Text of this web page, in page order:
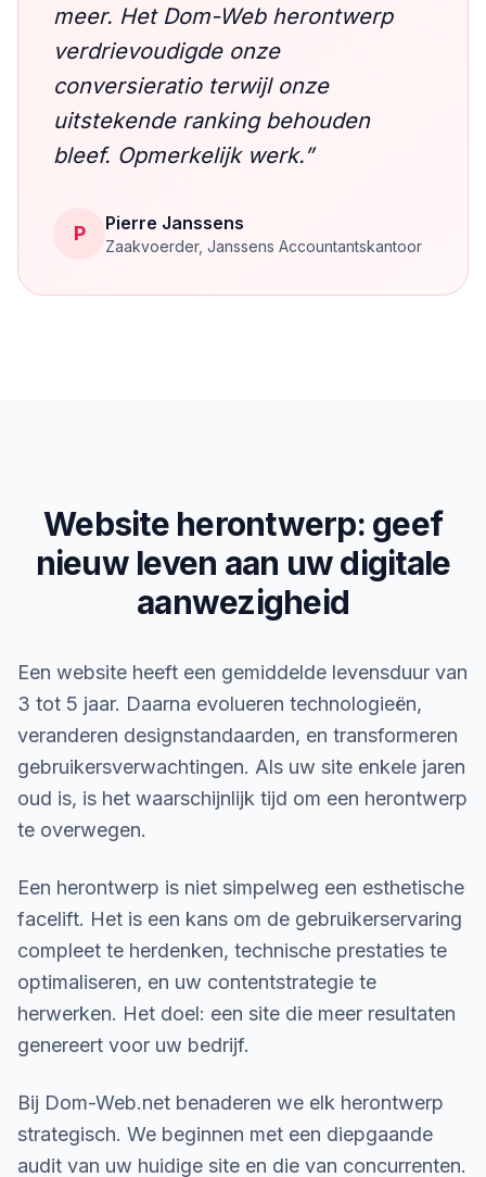
meer. Het Dom-Web herontwerp
verdrievoudigde onze
conversieratio terwijl onze
uitstekende ranking behouden
bleef. Opmerkelijk werk.”
P Pierre Janssens
Zaakvoerder, Janssens Accountantskantoor
Website herontwerp: geef
nieuw leven aan uw digitale
aanwezigheid
Een website heeft een gemiddelde levensduur van
3 tot 5 jaar. Daarna evolueren technologieën,
veranderen designstandaarden, en transformeren
gebruikersverwachtingen. Als uw site enkele jaren
oud is, is het waarschijnlijk tijd om een herontwerp
te overwegen.
Een herontwerp is niet simpelweg een esthetische
facelift. Het is een kans om de gebruikerservaring
compleet te herdenken, technische prestaties te
optimaliseren, en uw contentstrategie te
herwerken. Het doel: een site die meer resultaten
genereert voor uw bedrijf.
Bij Dom-Web.net benaderen we elk herontwerp
strategisch. We beginnen met een diepgaande
audit van uw huidige site en die van concurrenten.